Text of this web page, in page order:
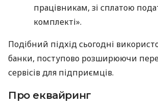
працівникам, зі сплатою
комплекті».
Подібний підхід сьогодні
банки, поступово розширюючи
сервісів для підприємців.
Про еквайринг